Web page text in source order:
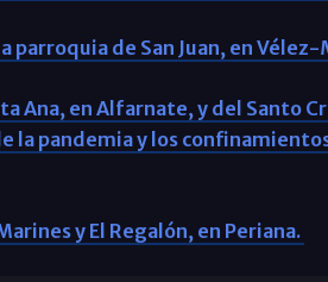
parroquia de San Juan, en Vélez-
Ana, en Alfarnate, y del Santo
la pandemia y los
y El Regalón, en Periana.